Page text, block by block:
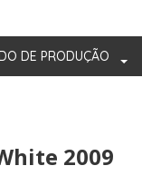
DE PRODUÇÃO
2009